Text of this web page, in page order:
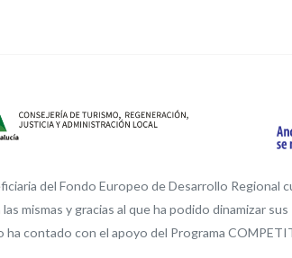
del Fondo Europeo de Desarrollo Regional
mismas y gracias al que ha podido dinamizar
ha contado con el apoyo del Programa